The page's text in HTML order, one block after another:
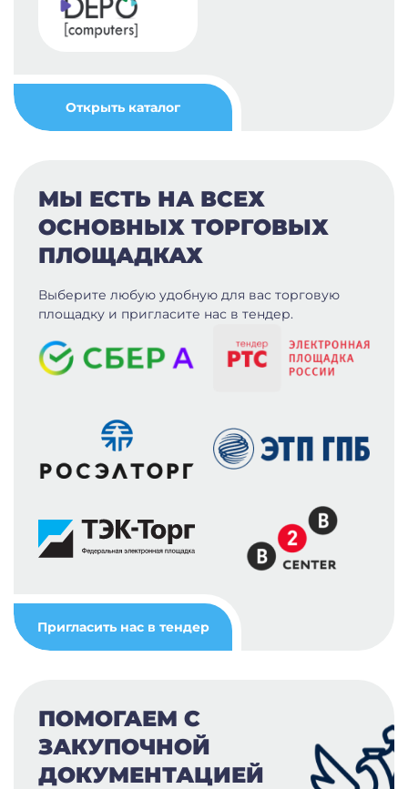
Открыть каталог
МЫ ЕСТЬ НА ВСЕХ
ОСНОВНЫХ ТОРГОВЫХ
ПЛОЩАДКАХ
Выберите любую удобную для вас торговую
площадку и пригласите нас в тендер.
Пригласить нас в тендер
ПОМОГАЕМ С
ЗАКУПОЧНОЙ
ДОКУМЕНТАЦИЕЙ